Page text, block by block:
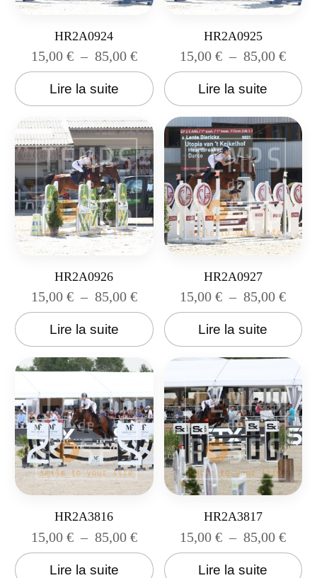
HR2A0924
15,00 € – 85,00 €
Lire la suite
HR2A0925
15,00€ – 85,00€
Lire la suite
HR2A0926
15,00 € – 85,00 €
Lire la suite
HR2A0927
15,00€ – 85,00€
Lire la suite
HR2A3816
15,00 € – 85,00 €
Lire la suite
HR2A3817
15,00€ – 85,00€
Lire la suite